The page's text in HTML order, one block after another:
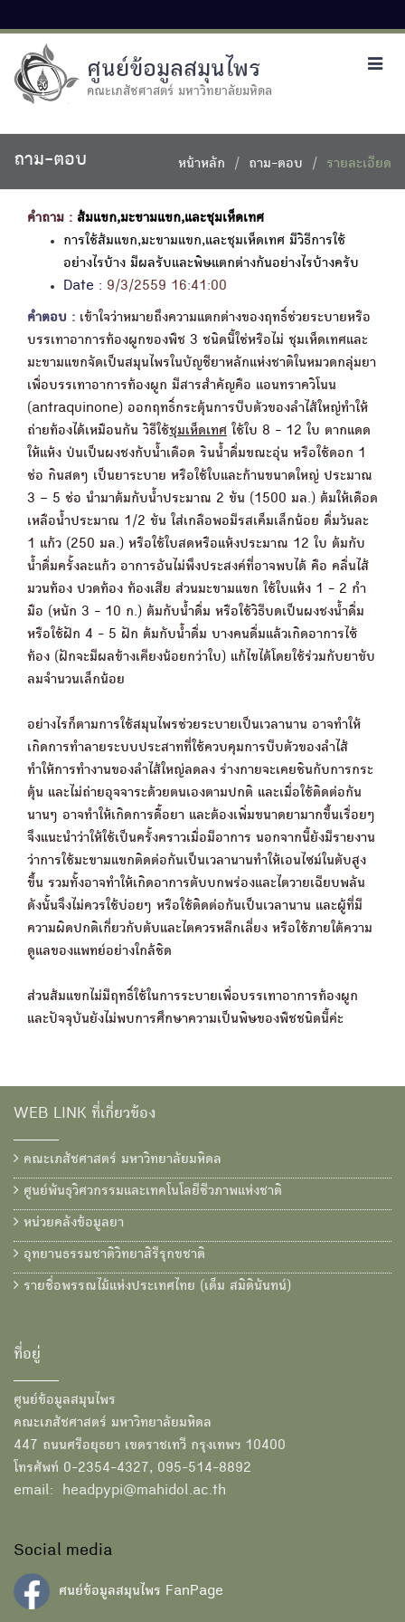
ศูนย์ข้อมูลสมุนไพร
คณะเภสัชศาสตร์ มหาวิทยาลัยมหิดล
ถาม-ตอบ หน้าหลัก ถาม-ตอบ รายละเอียด
คำถาม : ส้มแขก,มะขามแขก,และชุมเห็ดเทศ
การใช้ส้มแขก,มะขามแขก,และชุมเห็ดเทศ มีวิธีการใช้
อย่างไรบ้าง มีผลรับและพิษแตกต่างกันอย่างไรบ้างครับ
Date : 9/3/2559 16:41:00
คำตอบ : เข้าใจว่าหมายถึงความแตกต่างของฤทธิ์ช่วยระบายหรือ
บรรเทาอาการท้องผูกของพืช 3 ชนิดนี้ใช่หรือไม่ ชุมเห็ดเทศและ
มะขามแขกจัดเป็นสมุนไพรในบัญชียาหลักแห่งชาติในหมวดกลุ่มยา
เพื่อบรรเทาอาการท้องผูก มีสารสำคัญคือ แอนทราควิโนน
(antraquinone) ออกฤทธิ์กระตุ้นการบีบตัวของลำไส้ใหญ่ทำให้
ถ่ายท้องได้เหมือนกัน วิธีใช้ชุมเห็ดเทศ ใช้ใบ 8 - 12 ใบ ตากแดด
ให้แห้ง ป่นเป็นผงชงกับน้ำเดือด รินน้ำดื่มขณะอุ่น หรือใช้ดอก 1
ช่อ กินสดๆ เป็นยาระบาย หรือใช้ใบและก้านขนาดใหญ่ ประมาณ
3 – 5 ช่อ นำมาต้มกับน้ำประมาณ 2 ขัน (1500 มล.) ต้มให้เดือด
เหลือน้ำประมาณ 1/2 ขัน ใส่เกลือพอมีรสเค็มเล็กน้อย ดื่มวันละ
1 แก้ว (250 มล.) หรือใช้ใบสดหรือแห้งประมาณ 12 ใบ ต้มกับ
น้ำดื่มครั้งละแก้ว อาการอันไม่พึงประสงค์ที่อาจพบได้ คือ คลื่นไส้
มวนท้อง ปวดท้อง ท้องเสีย ส่วนมะขามแขก ใช้ใบแห้ง 1 - 2 กำ
มือ (หนัก 3 - 10 ก.) ต้มกับน้ำดื่ม หรือใช้วิธีบดเป็นผงชงน้ำดื่ม
หรือใช้ฝัก 4 - 5 ฝัก ต้มกับน้ำดื่ม บางคนดื่มแล้วเกิดอาการไซ้
ท้อง (ฝักจะมีผลข้างเคียงน้อยกว่าใบ) แก้ไขได้โดยใช้ร่วมกับยาขับ
ลมจำนวนเล็กน้อย
อย่างไรก็ตามการใช้สมุนไพรช่วยระบายเป็นเวลานาน อาจทำให้
เกิดการทำลายระบบประสาทที่ใช้ควบคุมการบีบตัวของลำไส้
ทำให้การทำงานของลำไส้ใหญ่ลดลง ร่างกายจะเคยชินกับการกระ
ตุ้น และไม่ถ่ายอุจจาระด้วยตนเองตามปกติ และเมื่อใช้ติดต่อกัน
นานๆ อาจทำให้เกิดการดื้อยา และต้องเพิ่มขนาดยามากขึ้นเรื่อยๆ
จึงแนะนำว่าให้ใช้เป็นครั้งคราวเมื่อมีอาการ นอกจากนี้ยังมีรายงาน
ว่าการใช้มะขามแขกติดต่อกันเป็นเวลานานทำให้เอนไซม์ในตับสูง
ขึ้น รวมทั้งอาจทำให้เกิดอาการตับบกพร่องและไตวายเฉียบพลัน
ดังนั้นจึงไม่ควรใช้บ่อยๆ หรือใช้ติดต่อกันเป็นเวลานาน และผู้ที่มี
ความผิดปกติเกี่ยวกับตับและไตควรหลีกเลี่ยง หรือใช้ภายใต้ความ
ดูแลของแพทย์อย่างใกล้ชิด
ส่วนส้มแขกไม่มีฤทธิ์ใช้ในการระบายเพื่อบรรเทาอาการท้องผูก
และปัจจุบันยังไม่พบการศึกษาความเป็นพิษของพืชชนิดนี้ค่ะ
WEB LINK ที่เกี่ยวข้อง
คณะเภสัชศาสตร์ มหาวิทยาลัยมหิดล
ศูนย์พันธุวิศวกรรมและเทคโนโลยีชีวภาพแห่งชาติ
หน่วยคลังข้อมูลยา
อุทยานธรรมชาติวิทยาสิรีรุกขชาติ
รายชื่อพรรณไม้แห่งประเทศไทย (เต็ม สมิตินันทน์)
ที่อยู่
ศูนย์ข้อมูลสมุนไพร
คณะเภสัชศาสตร์ มหาวิทยาลัยมหิดล
447 ถนนศรีอยุธยา เขตราชเทวี กรุงเทพฯ 10400
โทรศัพท์ 0-2354-4327, 095-514-8892
email: headpypi@mahidol.ac.th
Social media
ศนย์ข้อมูลสมุนไพร FanPage